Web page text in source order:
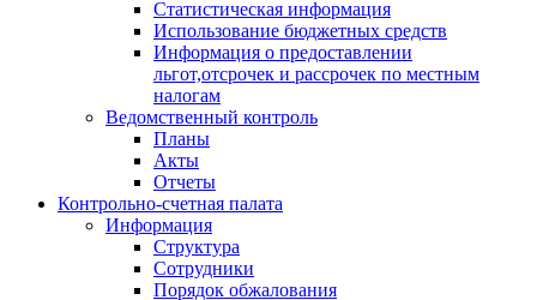
Статистическая информация
Использование бюджетных средств
Информация о предоставлении
льгот,отсрочек и рассрочек по местным
налогам
Ведомственный контроль
Планы
Акты
Отчеты
Контрольно-счетная палата
Информация
Структура
Сотрудники
Порядок обжалования